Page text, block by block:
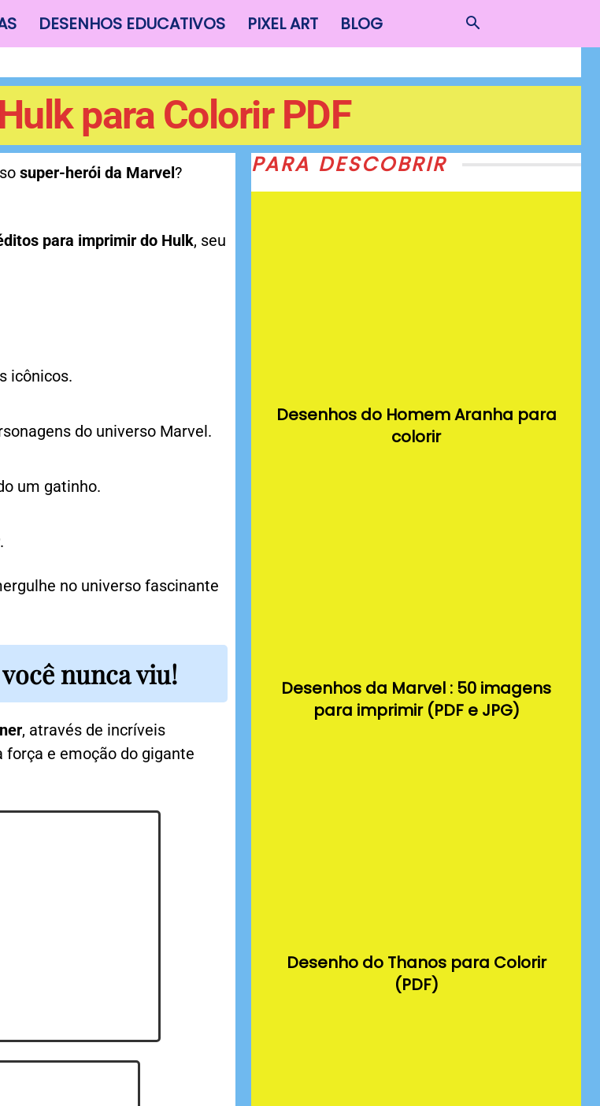
DESENHOS EDUCATIVOS PIXEL ART BLOG
para Colorir PDF
super-herói da Marvel?
para imprimir do Hulk, seu
icônicos.
do universo Marvel.
um gatinho.
.
no universo fascinante
nunca viu!
, através de incríveis
e emoção do gigante
PARA DESCOBRIR
Desenhos do Homem Aranha para
colorir
Desenhos da Marvel : 50 imagens
para imprimir (PDF e JPG)
Desenho do Thanos para Colorir
(PDF)